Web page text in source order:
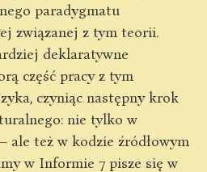
paradygmatu
związanej z tym teorii.
deklaratywne
część pracy z tym
czyniąc następny krok
nie tylko w
ale też w kodzie źródłowym
w Informie 7 pisze się w